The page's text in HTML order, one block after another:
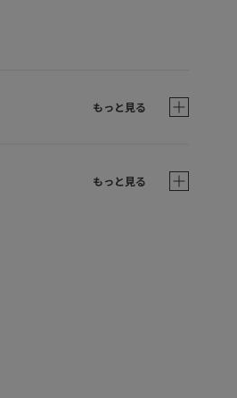
もっと見る
もっと見る